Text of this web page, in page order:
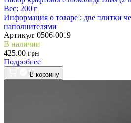
Вес: 200 г
Информация о товаре : две плитки
наполнителями
Артикул: 0506-0019
В наличии
425.00 грн
Подробнее
В корзину